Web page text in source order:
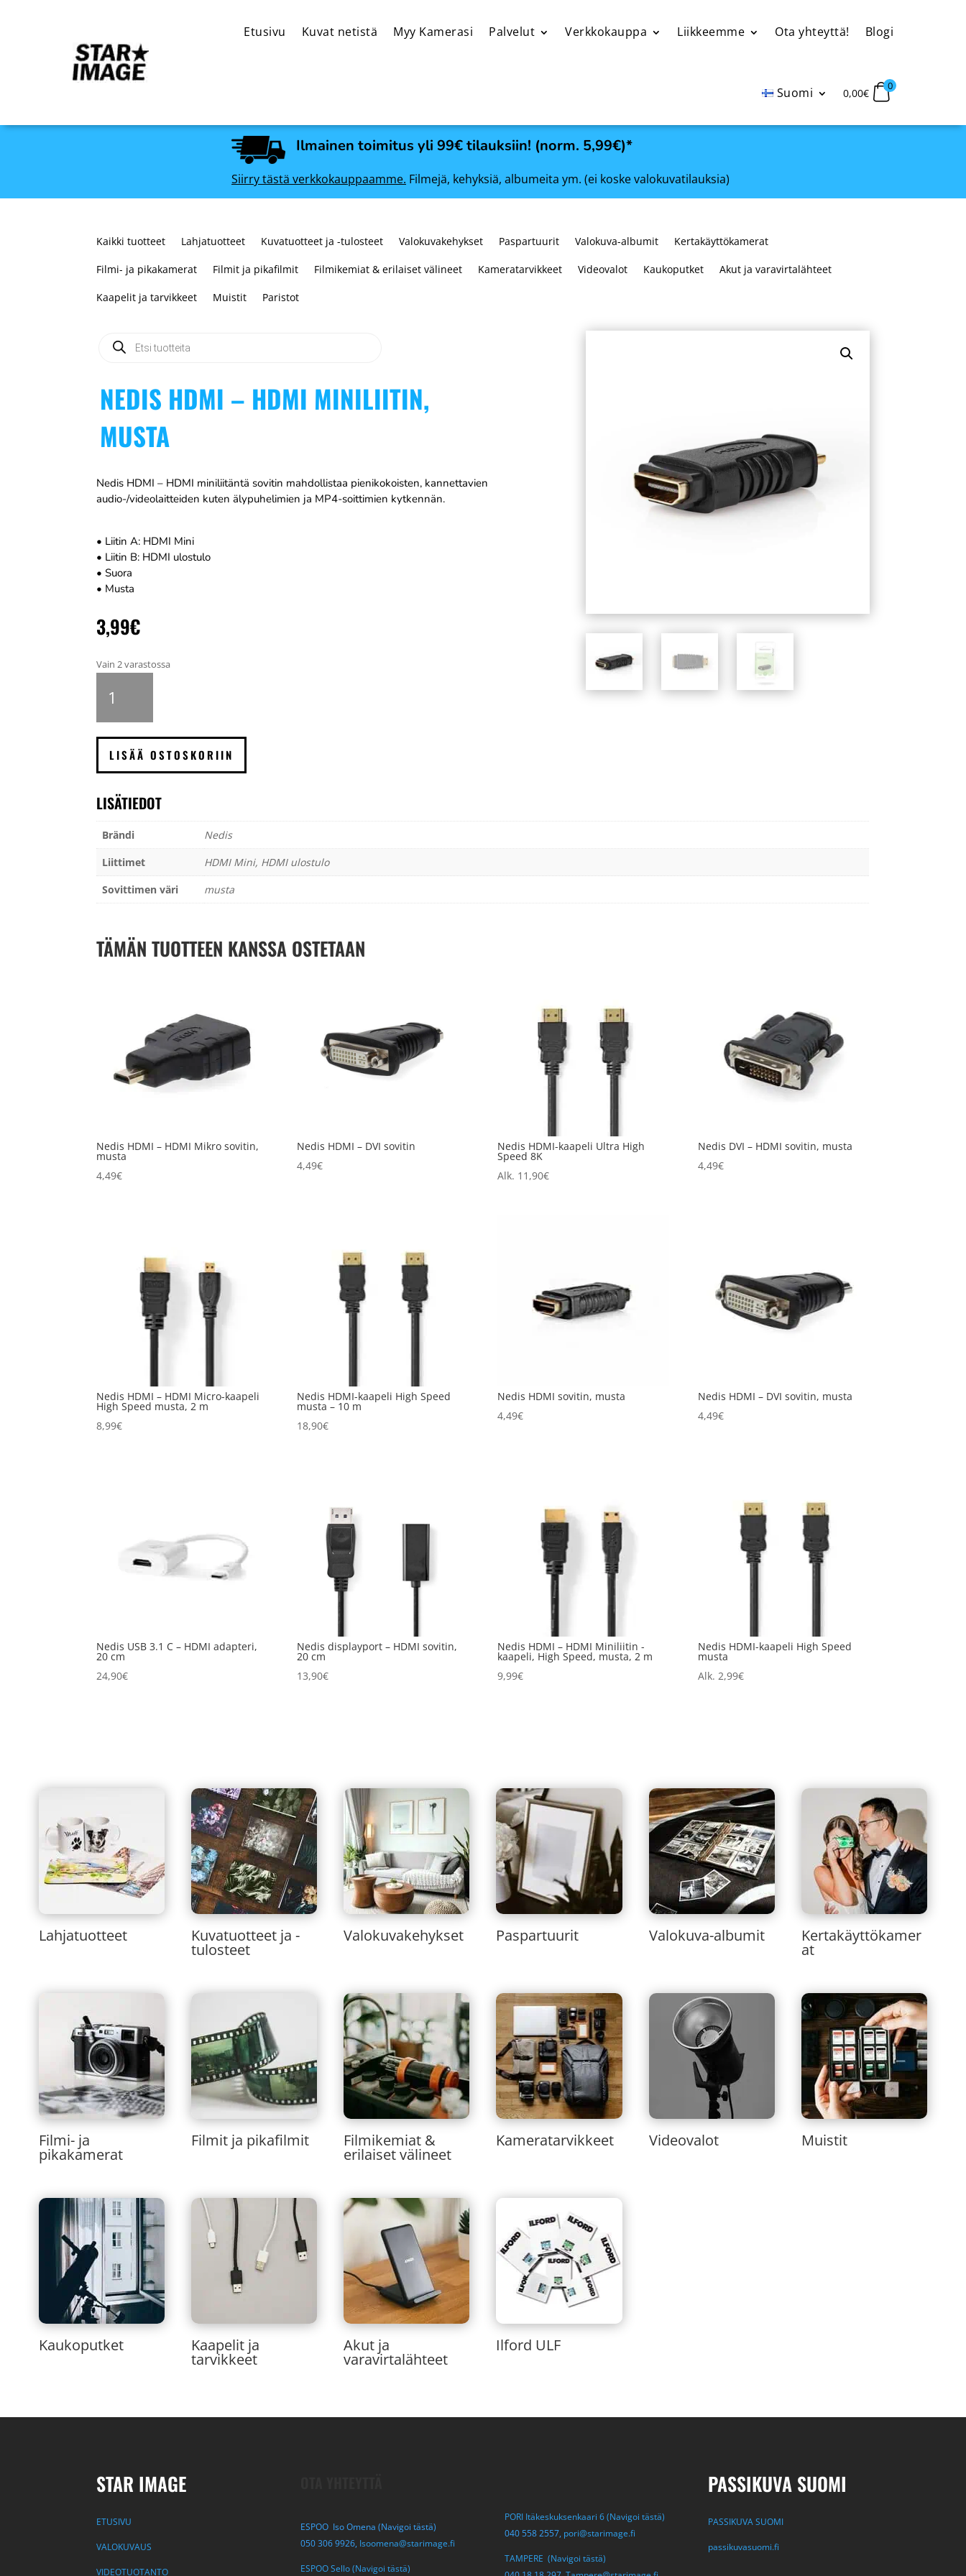
Etusivu Kuvat netistä Myy Kamerasi Palvelut Verkkokauppa Liikkeemme Ota yhteyttä! Blogi
Suomi 0,00€
0
Ilmainen toimitus yli 99€ tilauksiin! (norm. 5,99€)*
Siirry tästä verkkokauppaamme. Filmejä, kehyksiä, albumeita ym. (ei koske valokuvatilauksia)
Kaikki tuotteet Lahjatuotteet Kuvatuotteet ja -tulosteet Valokuvakehykset Paspartuurit Valokuva-albumit Kertakäyttökamerat
Filmi- ja pikakamerat Filmit ja pikafilmit Filmikemiat & erilaiset välineet Kameratarvikkeet Videovalot Kaukoputket Akut ja varavirtalähteet
Kaapelit ja tarvikkeet Muistit Paristot
Products
search
NEDIS HDMI – HDMI MINILIITIN,
MUSTA
Nedis HDMI – HDMI miniliitäntä sovitin mahdollistaa pienikokoisten, kannettavien
audio-/videolaitteiden kuten älypuhelimien ja MP4-soittimien kytkennän.
• Liitin A: HDMI Mini
• Liitin B: HDMI ulostulo
• Suora
• Musta
3,99€
Vain 2 varastossa
HDMI
miniliitin,
musta
LISÄÄ OSTOSKORIIN
LISÄTIEDOT
Brändi
Nedis
Liittimet
HDMI Mini, HDMI ulostulo
Sovittimen väri
musta
TÄMÄN TUOTTEEN KANSSA OSTETAAN
Nedis HDMI – HDMI Mikro sovitin,
musta
4,49€
Nedis HDMI – DVI sovitin
4,49€
Nedis HDMI-kaapeli Ultra High
Speed 8K
Alk. 11,90€
Nedis DVI – HDMI sovitin, musta
4,49€
Nedis HDMI – HDMI Micro-kaapeli
High Speed musta, 2 m
8,99€
Nedis HDMI-kaapeli High Speed
musta – 10 m
18,90€
Nedis HDMI sovitin, musta
4,49€
Nedis HDMI – DVI sovitin, musta
4,49€
Nedis USB 3.1 C – HDMI adapteri,
20 cm
24,90€
Nedis displayport – HDMI sovitin,
20 cm
13,90€
Nedis HDMI – HDMI Miniliitin -
kaapeli, High Speed, musta, 2 m
9,99€
Nedis HDMI-kaapeli High Speed
musta
Alk.2,99€
Lahjatuotteet Kuvatuotteet ja -
tulosteet
Valokuvakehykset Paspartuurit Valokuva-albumit Kertakäyttökamer
at
Filmi- ja
pikakamerat
Filmit ja pikafilmit Filmikemiat &
erilaiset välineet
Kameratarvikkeet Videovalot Muistit
Kaukoputket Kaapelit ja
tarvikkeet
Akut ja
varavirtalähteet
Ilford ULF
STAR IMAGE
ETUSIVU
VALOKUVAUS
VIDEOTUOTANTO
ESPOO Iso Omena (Navigoi tästä)
050 306 9926, Isoomena@starimage.fi
ESPOO Sello (Navigoi tästä)
PORI Itäkeskuksenkaari 6 (Navigoi tästä)
040 558 2557, pori@starimage.fi
TAMPERE (Navigoi tästä)
PASSIKUVA SUOMI
PASSIKUVA SUOMI
passikuvasuomi.fi